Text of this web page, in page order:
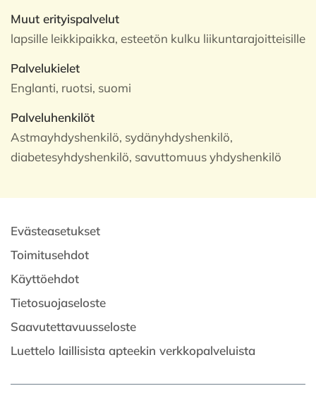
Muut erityispalvelut
lapsille leikkipaikka, esteetön kulku liikuntarajoitteisille
Palvelukielet
Englanti, ruotsi, suomi
Palveluhenkilöt
Astmayhdyshenkilö, sydänyhdyshenkilö,
diabetesyhdyshenkilö, savuttomuus yhdyshenkilö
Evästeasetukset
Toimitusehdot
Käyttöehdot
Tietosuojaseloste
Saavutettavuusseloste
Luettelo laillisista apteekin verkkopalveluista